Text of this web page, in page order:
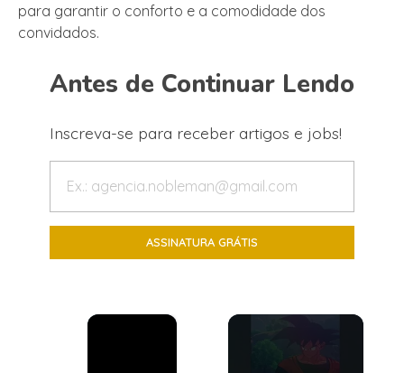
para garantir o conforto e a comodidade dos
convidados.
Antes de Continuar Lendo
Inscreva-se para receber artigos e jobs!
×